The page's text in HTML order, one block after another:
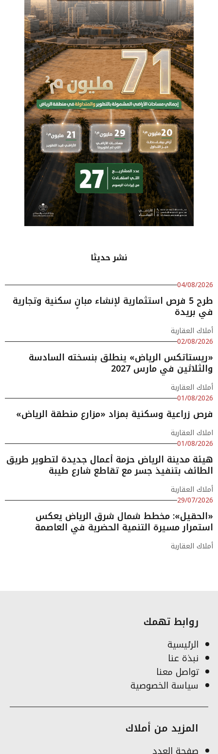
نشر حديثا
04/08/2026
طرح 5 فرص استثمارية لإنشاء مبانٍ سكنية وتجارية
في بريدة
أملاك العقارية
02/08/2026
«ريستاتكس الرياض» ينطلق بنسخته السادسة
والثلاثين في مارس 2027
أملاك العقارية
01/08/2026
فرص زراعية وسكنية بمزاد «مزارع منطقة الرياض»
املاك العقارية
01/08/2026
هيئة مدينة الرياض حزمة أعمال جديدة لتطوير طريق
الطائف بتنفيذ جسر مع تقاطع شارع طيبة
أملاك العقارية
29/07/2026
«الحقيل»: مخطط شمال شرق الرياض يعكس
استمرار مسيرة التنمية الحضرية في العاصمة
أملاك العقارية
روابط تهمك
الرئيسية
نبذة عنا
تواصل معنا
سياسة الخصوصية
المزيد من أملاك